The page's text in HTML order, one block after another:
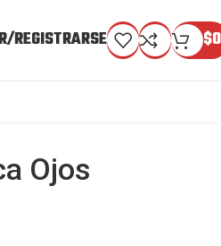
REGISTRARSE $0
Ojos